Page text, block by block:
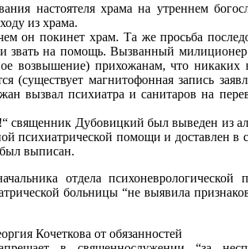
настоятеля храма на утреннем
из храма.
он покинет храм. Та же просьба
и звать на помощь. Вызванный
возвышение) прихожанам, что никаких
(существует магнитофонная запись
вызвал психиатра и санитаров на
священник Дубовицкий был выведен из
психиатрической помощи и доставлен в
выписан.
отдела
больницы “не выявила
Кочеткова от обязанностей